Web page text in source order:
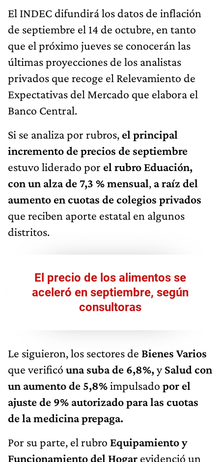
El INDEC difundirá los datos de inflación
de septiembre el 14 de octubre, en tanto
que el próximo jueves se conocerán las
últimas proyecciones de los analistas
privados que recoge el Relevamiento de
Expectativas del Mercado que elabora el
Banco Central.
Si se analiza por rubros, el principal
incremento de precios de septiembre
estuvo liderado por el rubro Eduación,
con un alza de 7,3 % mensual, a raíz del
aumento en cuotas de colegios privados
que reciben aporte estatal en algunos
distritos.
El precio de los alimentos se
aceleró en septiembre, según
consultoras
Le siguieron, los sectores de Bienes Varios
que verificó una suba de 6,8%,ySalud con
un aumento de 5,8%impulsado por el
ajuste de 9% autorizado para las cuotas
de la medicina prepaga.
Por su parte, el rubro Equipamiento y
Funcionamiento del Hogar evidenció un